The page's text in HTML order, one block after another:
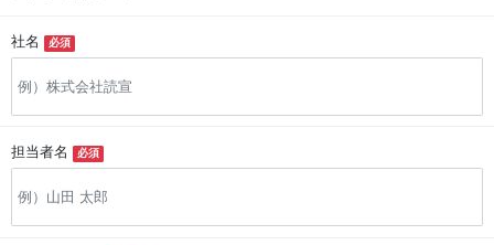
社名 必須
担当者名 必須